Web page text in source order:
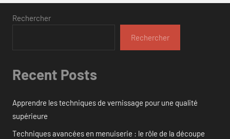
Rechercher
Rechercher
Recent Posts
Apprendre les techniques de vernissage pour une qualité
supérieure
Techniques avancées en menuiserie : le rôle de la découpe